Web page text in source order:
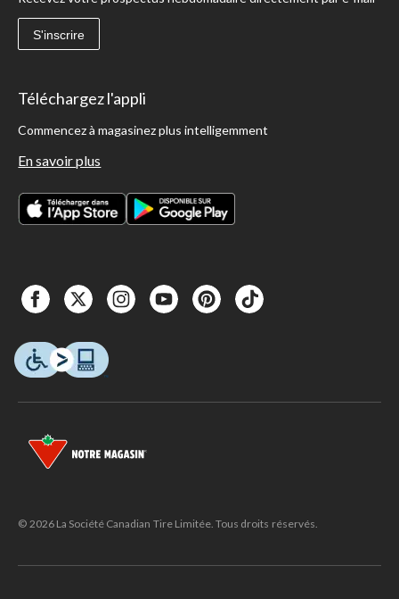
S'inscrire
Téléchargez l'appli
Commencez à magasinez plus intelligemment
En savoir plus
© 2026 La Société Canadian Tire Limitée. Tous droits réservés.